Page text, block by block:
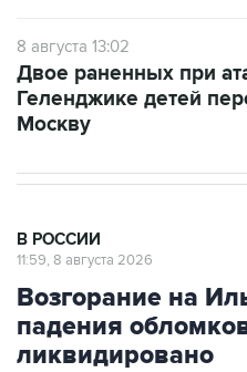
8 августа 13:02
Двое раненных при
Геленджике детей
Москву
В РОССИИ
11:59, 8 августа 2026
Возгорание на
падения
ликвидировано